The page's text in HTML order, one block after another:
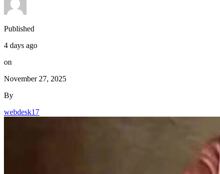
Published
4 days ago
on
November 27, 2025
By
webdesk17